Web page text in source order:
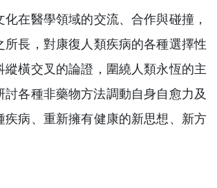
在醫學領域的交流、合作與碰撞，
所長，對康復人類疾病的各種選擇性
縱橫交叉的論證，圍繞人類永恆的主
各種非藥物方法調動自身自愈力及
疾病、重新擁有健康的新思想、新方